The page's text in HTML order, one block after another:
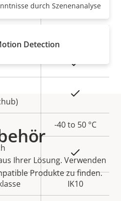
Ja
-40 to 50 °C
IK10
durch Szenenanalyse
Detection
Ihrer Lösung. Verwenden
Produkte zu finden.